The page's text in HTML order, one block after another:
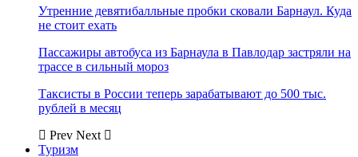
Утренние девятибалльные пробки сковали Барнаул. Куда
не стоит ехать
Пассажиры автобуса из Барнаула в Павлодар застряли на
трассе в сильный мороз
Таксисты в России теперь зарабатывают до 500 тыс.
рублей в месяц
Prev Next
Туризм